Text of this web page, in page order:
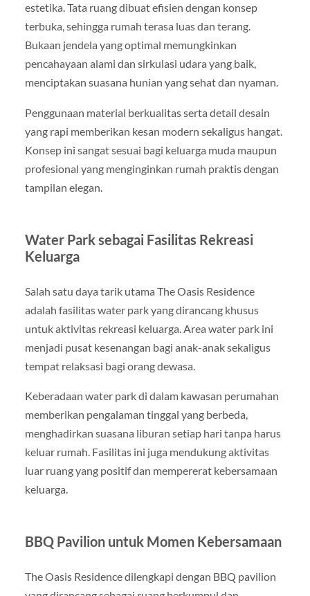
estetika. Tata ruang dibuat efisien dengan konsep
terbuka, sehingga rumah terasa luas dan terang.
Bukaan jendela yang optimal memungkinkan
pencahayaan alami dan sirkulasi udara yang baik,
menciptakan suasana hunian yang sehat dan nyaman.
Penggunaan material berkualitas serta detail desain
yang rapi memberikan kesan modern sekaligus hangat.
Konsep ini sangat sesuai bagi keluarga muda maupun
profesional yang menginginkan rumah praktis dengan
tampilan elegan.
Water Park sebagai Fasilitas Rekreasi
Keluarga
Salah satu daya tarik utama The Oasis Residence
adalah fasilitas water park yang dirancang khusus
untuk aktivitas rekreasi keluarga. Area water park ini
menjadi pusat kesenangan bagi anak-anak sekaligus
tempat relaksasi bagi orang dewasa.
Keberadaan water park di dalam kawasan perumahan
memberikan pengalaman tinggal yang berbeda,
menghadirkan suasana liburan setiap hari tanpa harus
keluar rumah. Fasilitas ini juga mendukung aktivitas
luar ruang yang positif dan mempererat kebersamaan
keluarga.
BBQ Pavilion untuk Momen Kebersamaan
The Oasis Residence dilengkapi dengan BBQ pavilion